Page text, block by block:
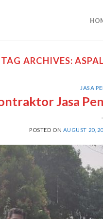
TAG ARCHIVES:
JASA
Jasa
POSTED ON AUGUST 20,